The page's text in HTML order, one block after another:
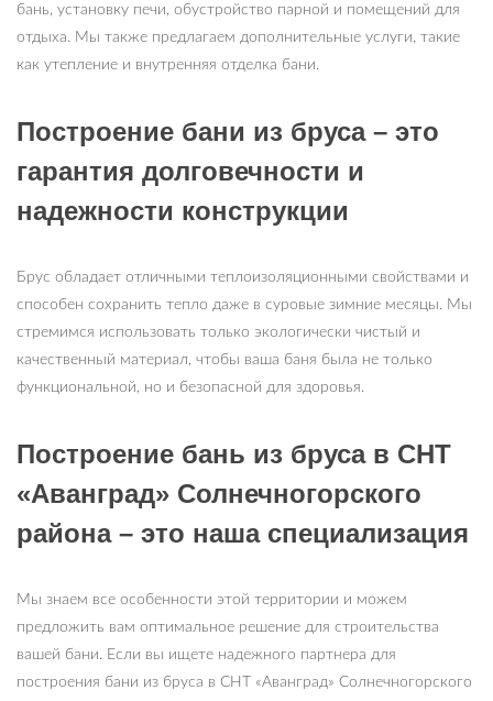
бань, установку печи, обустройство парной и помещений для
отдыха. Мы также предлагаем дополнительные услуги, такие
как утепление и внутренняя отделка бани.
Построение бани из бруса – это
гарантия долговечности и
надежности конструкции
Брус обладает отличными теплоизоляционными свойствами и
способен сохранить тепло даже в суровые зимние месяцы. Мы
стремимся использовать только экологически чистый и
качественный материал, чтобы ваша баня была не только
функциональной, но и безопасной для здоровья.
Построение бань из бруса в СНТ
«Аванград» Солнечногорского
района – это наша специализация
Мы знаем все особенности этой территории и можем
предложить вам оптимальное решение для строительства
вашей бани. Если вы ищете надежного партнера для
построения бани из бруса в СНТ «Аванград» Солнечногорского